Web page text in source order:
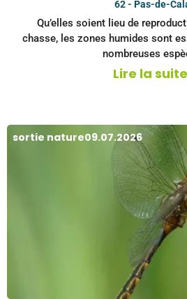
62 - Pas-de-
Qu’elles soient lieu de
chasse, les zones humides sont
nombreuses
Lire la suite
sortie nature09.07.2026